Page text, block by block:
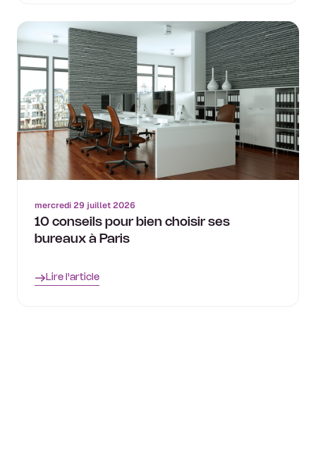
mercredi 29 juillet 2026
10 conseils pour bien choisir ses
bureaux à Paris
Lire l'article